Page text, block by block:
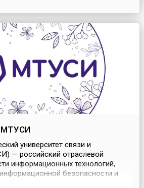
МТУСИ
университет связи и
— российский отраслевой
информационных технологий,
безопасности и